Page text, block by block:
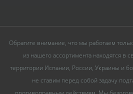
Обратите внимание, что мы работаем
из нашего ассортимента находятся в
территории Испании, России, Украины и
не ставим перед собой задачу